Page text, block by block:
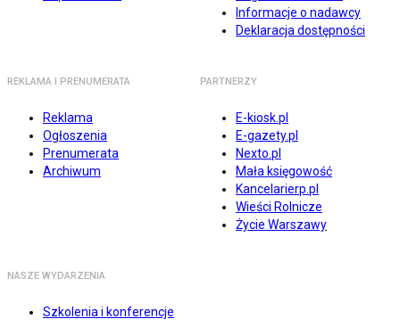
Informacje o nadawcy
Deklaracja dostępności
REKLAMA I PRENUMERATA
Reklama
Ogłoszenia
Prenumerata
Archiwum
PARTNERZY
E-kiosk.pl
E-gazety.pl
Nexto.pl
Mała księgowość
Kancelarierp.pl
Wieści Rolnicze
Życie Warszawy
NASZE WYDARZENIA
Szkolenia i konferencje